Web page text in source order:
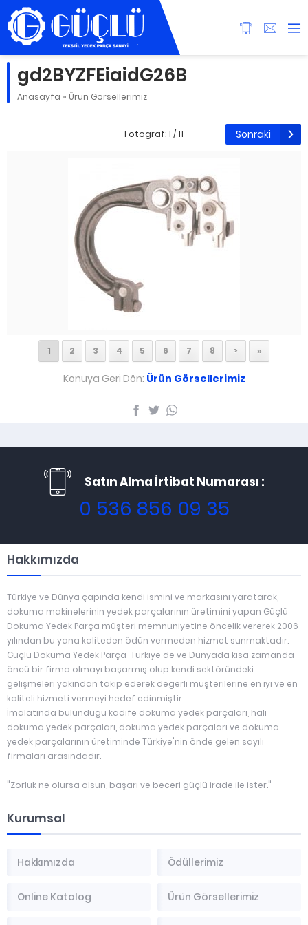
gd2BYZFEiaidG26B
Anasayfa » Ürün Görsellerimiz
Fotoğraf: 1 / 11 Sonraki
1 2 3 4 5 6 7 8 > »
Konuya Geri Dön: Ürün Görsellerimiz
Satın Alma İrtibat Numarası :
0 536 856 09 35
Hakkımızda
Türkiye ve Dünya çapında kendi ismini ve markasını yaratarak,
dokuma makinelerinin yedek parçalarının üretimini yapan Güçlü
Dokuma Yedek Parça müşteri memnuniyetine öncelik vererek 2006
yılından bu yana kaliteden ödün vermeden hizmet sunmaktadır.
Güçlü Dokuma Yedek Parça Türkiye de ve Dünyada kısa zamanda
öncü bir firma olmayı başarmış olup kendi sektöründeki
gelişmeleri yakından takip ederek değerli müşterilerine en iyi ve en
kaliteli hizmeti vermeyi hedef edinmiştir .
İmalatında bulunduğu kadife dokuma yedek parçaları, halı
dokuma yedek parçaları, dokuma yedek parçaları ve dokuma
yedek parçalarının üretiminde Türkiye'nin önde gelen sayılı
firmaları arasındadır.
"Zorluk ne olursa olsun, başarı ve beceri güçlü irade ile ister."
Kurumsal
Hakkımızda Ödüllerimiz
Online Katalog Ürün Görsellerimiz